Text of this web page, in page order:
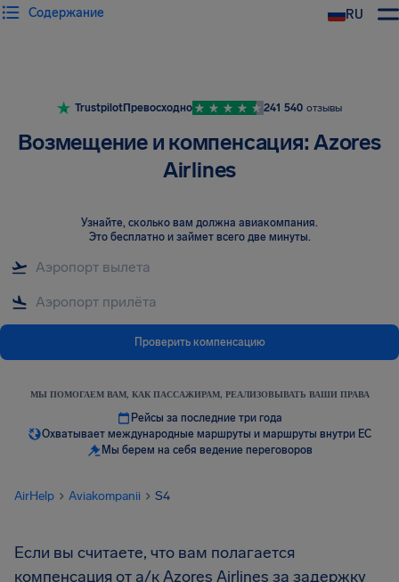
RU
Содержание
TrustpilotПревосходно 241 540 отзывы
Возмещение и компенсация: Azores
Airlines
Узнайте, сколько вам должна авиакомпания.
Это бесплатно и займет всего две минуты.
Проверить компенсацию
МЫ ПОМОГАЕМ ВАМ, КАК ПАССАЖИРАМ, РЕАЛИЗОВЫВАТЬ ВАШИ ПРАВА
Рейсы за последние три года
Охватывает международные маршруты и маршруты внутри ЕС
Мы берем на себя ведение переговоров
AirHelp Aviakompanii S4
Если вы считаете, что вам полагается
компенсация от а/к Azores Airlines за задержку